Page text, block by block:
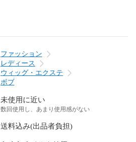
ファッション
レディース
ウィッグ・エクステ
ボブ
未使用に近い
数回使用し、あまり使用感がない
送料込み(出品者負担)